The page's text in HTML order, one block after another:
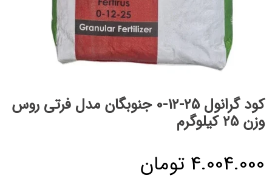
کود گرانول 25-12-0 جنوبگان مدل فرتی روس
وزن 25 کیلوگرم
4.004.000 تومان